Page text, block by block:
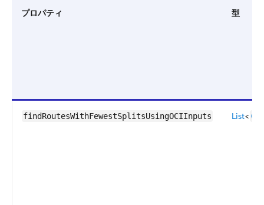
プロパティ 型
findRoutesWithFewestSplitsUsingOCIInputs List<